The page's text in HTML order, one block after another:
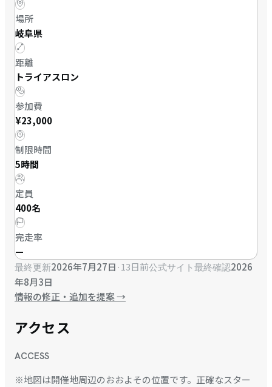
場所
岐阜県
距離
トライアスロン
参加費
¥23,000
制限時間
5時間
定員
400名
完走率
—
最終更新2026年7月27日 ·13日前公式サイト最終確認2026
年8月3日
情報の修正・追加を提案→
アクセス
ACCESS
※地図は開催地周辺のおおよその位置です。正確なスター